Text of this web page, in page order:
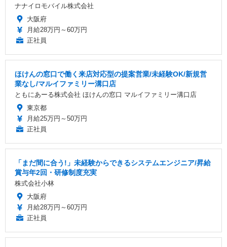
ナナイロモバイル株式会社
大阪府
月給28万円～60万円
正社員
ほけんの窓口で働く来店対応型の提案営業/未経験OK/新規営
業なし/マルイファミリー溝口店
ともにあーる株式会社 ほけんの窓口 マルイファミリー溝口店
東京都
月給25万円～50万円
正社員
「まだ間に合う!」未経験からできるシステムエンジニア/昇給
賞与年2回・研修制度充実
株式会社小林
大阪府
月給28万円～60万円
正社員